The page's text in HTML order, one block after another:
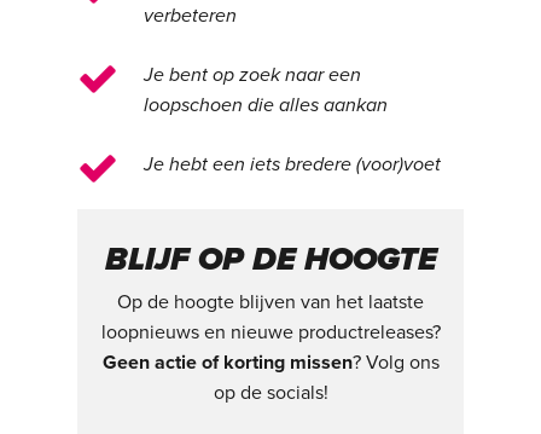
verbeteren
Je bent op zoek naar een
loopschoen die alles aankan
Je hebt een iets bredere (voor)voet
BLIJF OP DE HOOGTE
Op de hoogte blijven van het laatste
loopnieuws en nieuwe productreleases?
Geen actie of korting missen? Volg ons
op de socials!